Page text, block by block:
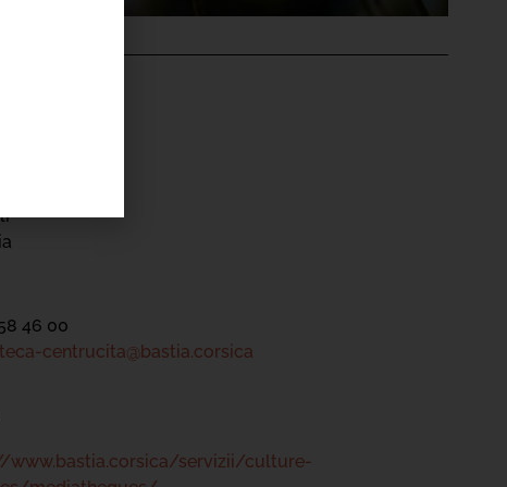
46 00
centrucita@bastia.corsica
www.bastia.corsica/servizii/culture-